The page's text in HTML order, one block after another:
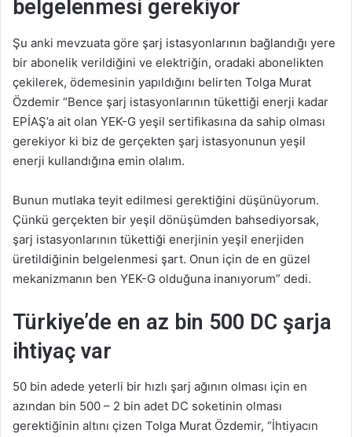
belgelenmesi gerekiyor
Şu anki mevzuata göre şarj istasyonlarının bağlandığı yere
bir abonelik verildiğini ve elektriğin, oradaki abonelikten
çekilerek, ödemesinin yapıldığını belirten Tolga Murat
Özdemir “Bence şarj istasyonlarının tükettiği enerji kadar
EPİAŞ’a ait olan YEK-G yeşil sertifikasına da sahip olması
gerekiyor ki biz de gerçekten şarj istasyonunun yeşil
enerji kullandığına emin olalım.
Bunun mutlaka teyit edilmesi gerektiğini düşünüyorum.
Çünkü gerçekten bir yeşil dönüşümden bahsediyorsak,
şarj istasyonlarının tükettiği enerjinin yeşil enerjiden
üretildiğinin belgelenmesi şart. Onun için de en güzel
mekanizmanın ben YEK-G olduğuna inanıyorum” dedi.
Türkiye’de en az bin 500 DC şarja
ihtiyaç var
50 bin adede yeterli bir hızlı şarj ağının olması için en
azından bin 500 – 2 bin adet DC soketinin olması
gerektiğinin altını çizen Tolga Murat Özdemir, “İhtiyacın